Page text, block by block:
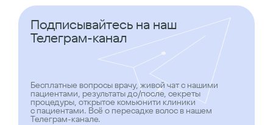
Подписывайтесь на наш
Телеграм-канал
Бесплатные вопросы врачу, живой чат с нашими
пациентами, результаты до/после, секреты
процедуры, открытое комьюнити клиники
с пациентами. Всё о пересадке волос в нашем
Телеграм-канале.